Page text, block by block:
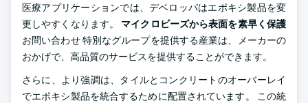
医療アプリケーションでは、デベロッパはエポキシ製品を変
更しやすくなります。 マイクロビーズから表面を素早く保護
お問い合わせ 特別なグループを提供する産業は、メーカーの
おかげで、高品質のサービスを提供することができます。
さらに、より強調は、タイルとコンクリートのオーバーレイ
でエポキシ製品を統合するために配置されています。 この統